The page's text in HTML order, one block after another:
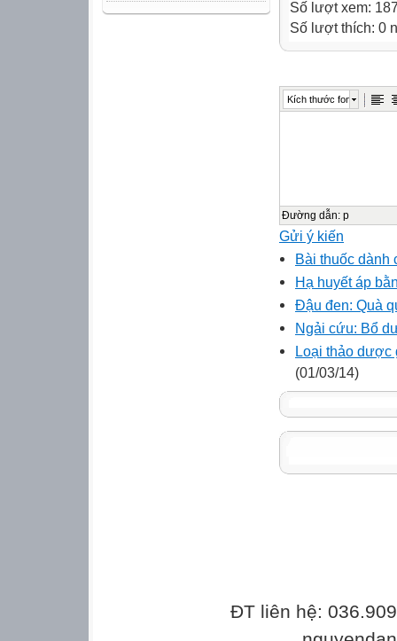
Số lượt xem:
Số lượt thích: 0
Kích thước font
Đường dẫn: p
Gửi ý kiến
Bài thuốc dành
Hạ huyết áp
Đậu đen: Quà
Ngải cứu: Bổ
Loại thảo dược
(01/03/14)
ĐT liên hệ: